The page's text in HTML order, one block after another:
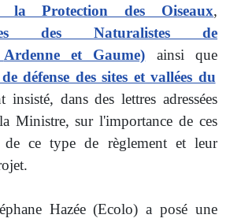
la Protection des Oiseaux,
des Naturalistes de
Ardenne et Gaume)
ainsi que
défense des sites et vallées du
insisté, dans des lettres adressées
Ministre, sur l'importance de ces
de ce type de règlement et leur
Hazée (Ecolo) a posé une